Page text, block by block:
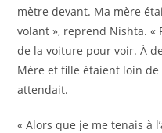
mètre devant. Ma mère
volant », reprend Nishta. «
de la voiture pour voir. À
Mère et fille étaient loin
attendait.
« Alors que je me tenais à